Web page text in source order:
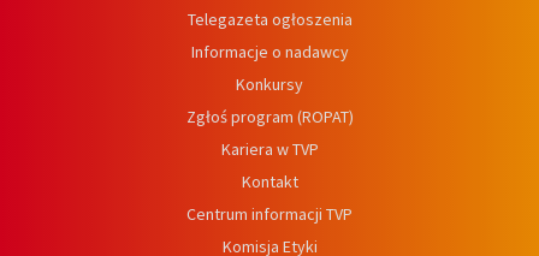
Telegazeta ogłoszenia
Informacje o nadawcy
Konkursy
Zgłoś program (ROPAT)
Kariera w TVP
Kontakt
Centrum informacji TVP
Komisja Etyki